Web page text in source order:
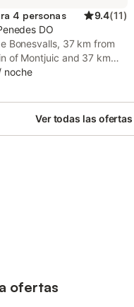
4 personas 9.4(11)
DO
Bonesvalls, 37 km from
of Montjuic and 37 km
Jordi, Can Bicicleta de
a seasonal outdoor
and a garden.
noche
Ver todas las ofertas
ofertas